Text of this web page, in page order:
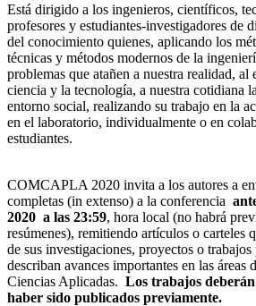
Está dirigido a los ingenieros, científicos,
profesores y estudiantes-investigadores de
del conocimiento quienes, aplicando los
técnicas y métodos modernos de la
problemas que atañen a nuestra realidad, al
ciencia y la tecnología, a nuestra cotidiana
entorno social, realizando su trabajo en la
en el laboratorio, individualmente o en
estudiantes.
COMCAPLA 2020 invita a los autores a
completas (in extenso) a la conferencia
2020 a las 23:59, hora local (no habrá
resúmenes), remitiendo artículos o carteles
de sus investigaciones, proyectos o
describan avances importantes en las áreas
Ciencias Aplicadas. Los trabajos
haber sido publicados previamente.